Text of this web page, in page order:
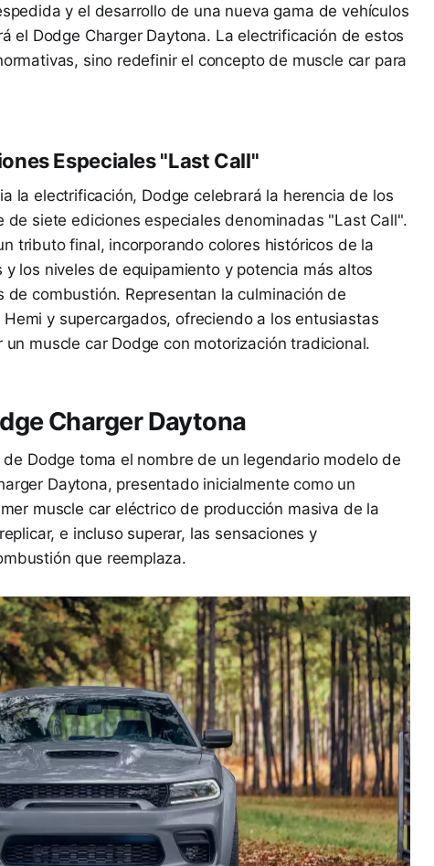
y el desarrollo de una nueva gama de vehículos
el Dodge Charger Daytona. La electrificación de estos
sino redefinir el concepto de muscle car para
Especiales "Last Call"
la electrificación, Dodge celebrará la herencia de los
de siete ediciones especiales denominadas "Last Call".
tributo final, incorporando colores históricos de la
los niveles de equipamiento y potencia más altos
combustión. Representan la culminación de
y supercargados, ofreciendo a los entusiastas
muscle car Dodge con motorización tradicional.
Charger Daytona
Dodge toma el nombre de un legendario modelo de
Daytona, presentado inicialmente como un
muscle car eléctrico de producción masiva de la
e incluso superar, las sensaciones y
que reemplaza.